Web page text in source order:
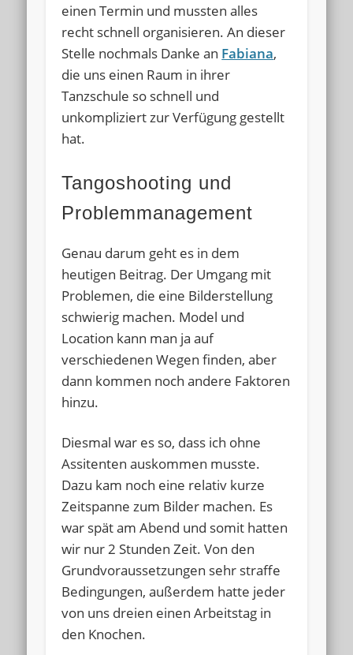
einen Termin und mussten alles
recht schnell organisieren. An dieser
Stelle nochmals Danke an Fabiana,
die uns einen Raum in ihrer
Tanzschule so schnell und
unkompliziert zur Verfügung gestellt
hat.
Tangoshooting und
Problemmanagement
Genau darum geht es in dem
heutigen Beitrag. Der Umgang mit
Problemen, die eine Bilderstellung
schwierig machen. Model und
Location kann man ja auf
verschiedenen Wegen finden, aber
dann kommen noch andere Faktoren
hinzu.
Diesmal war es so, dass ich ohne
Assitenten auskommen musste.
Dazu kam noch eine relativ kurze
Zeitspanne zum Bilder machen. Es
war spät am Abend und somit hatten
wir nur 2 Stunden Zeit. Von den
Grundvoraussetzungen sehr straffe
Bedingungen, außerdem hatte jeder
von uns dreien einen Arbeitstag in
den Knochen.